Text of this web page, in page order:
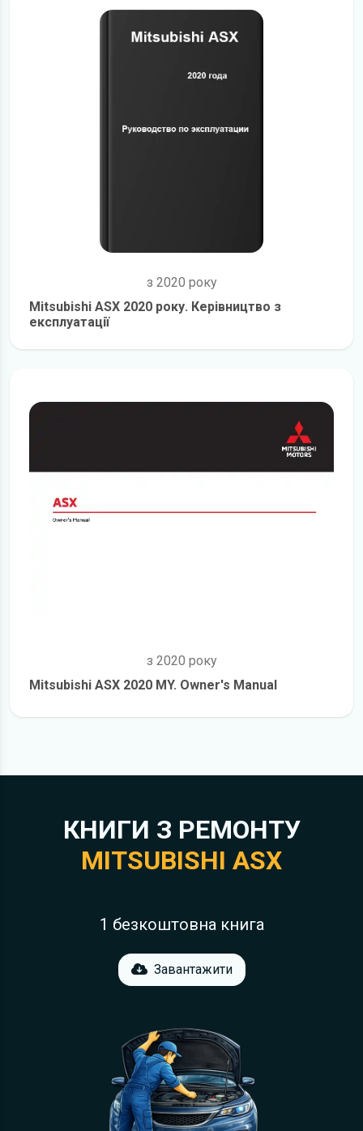
з 2020 року
Mitsubishi ASX 2020 року. Керівництво з
експлуатації
з 2020 року
Mitsubishi ASX 2020 MY. Owner's Manual
КНИГИ З РЕМОНТУ
MITSUBISHI ASX
1 безкоштовна книга
Завантажити